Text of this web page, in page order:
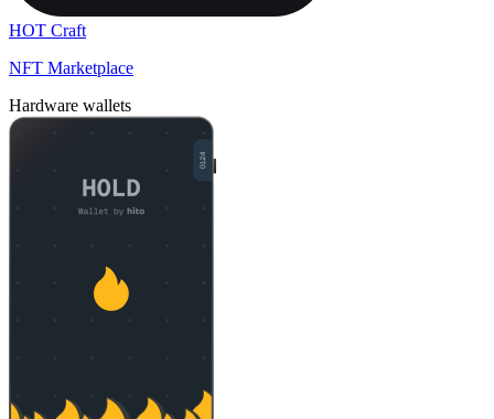
HOT Craft
NFT Marketplace
Hardware wallets